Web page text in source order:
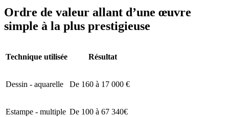
Ordre de valeur allant d’une œuvre
simple à la plus prestigieuse
Technique utilisée Résultat
Dessin - aquarelle De 160 à 17 000 €
Estampe - multiple De 100 à 67 340€